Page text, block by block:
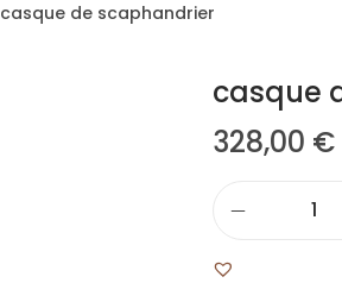
casque de scaphandrier
casque
328,00 €